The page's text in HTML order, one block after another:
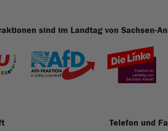
sind im Landtag von Sachsen-
Telefon und